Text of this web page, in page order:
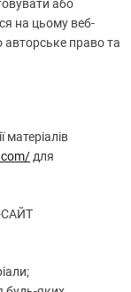
або
на цьому веб-
авторське право та
для